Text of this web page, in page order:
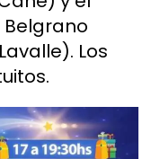
Belgrano
Los